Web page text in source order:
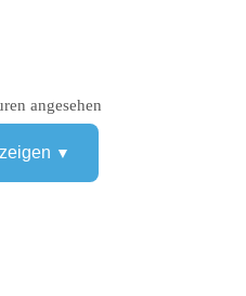
angesehen